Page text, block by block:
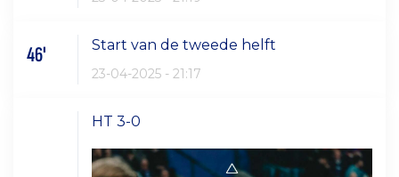
46' Start van de tweede helft
23-04-2025 - 21:17
HT 3-0